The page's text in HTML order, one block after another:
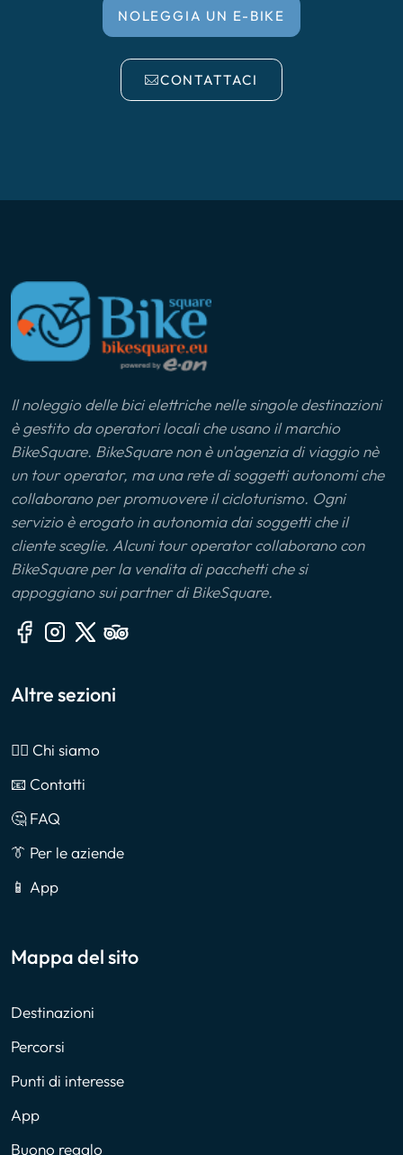
NOLEGGIA UN E-BIKE
CONTATTACI
Il noleggio delle bici elettriche nelle singole destinazioni
è gestito da operatori locali che usano il marchio
BikeSquare. BikeSquare non è un'agenzia di viaggio nè
un tour operator, ma una rete di soggetti autonomi che
collaborano per promuovere il cicloturismo. Ogni
servizio è erogato in autonomia dai soggetti che il
cliente sceglie. Alcuni tour operator collaborano con
BikeSquare per la vendita di pacchetti che si
appoggiano sui partner di BikeSquare.
Altre sezioni
🙎‍♂️ Chi siamo
📧 Contatti
🤔 FAQ
👔 Per le aziende
📱 App
Mappa del sito
Destinazioni
Percorsi
Punti di interesse
App
Buono regalo